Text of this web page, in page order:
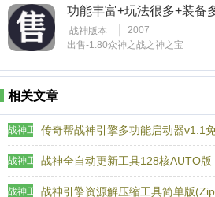
功能丰富+玩法很多+装备
战神版本 2007
出售-1.80众神之战之神之宝
相关文章
战神工具传奇帮战神引擎多功能启动器v1.1
战神工具战神全自动更新工具128核AUTO版
战神工具战神引擎资源解压缩工具简单版